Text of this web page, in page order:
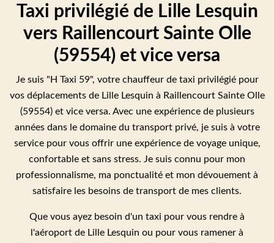
Taxi privilégié de Lille Lesquin
vers Raillencourt Sainte Olle
(59554) et vice versa
Je suis "H Taxi 59", votre chauffeur de taxi privilégié pour
vos déplacements de Lille Lesquin à Raillencourt Sainte Olle
(59554) et vice versa. Avec une expérience de plusieurs
années dans le domaine du transport privé, je suis à votre
service pour vous offrir une expérience de voyage unique,
confortable et sans stress. Je suis connu pour mon
professionnalisme, ma ponctualité et mon dévouement à
satisfaire les besoins de transport de mes clients.
Que vous ayez besoin d'un taxi pour vous rendre à
l'aéroport de Lille Lesquin ou pour vous ramener à